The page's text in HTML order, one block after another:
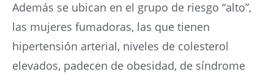
Además se ubican en el grupo de riesgo “alto”,
las mujeres fumadoras, las que tienen
hipertensión arterial, niveles de colesterol
elevados, padecen de obesidad, de síndrome